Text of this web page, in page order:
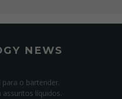
NEWS
o bartender.
assuntos líquidos.